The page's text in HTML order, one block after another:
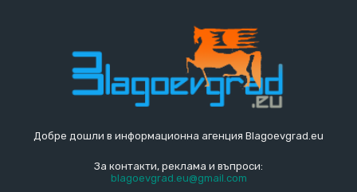
Добре дошли в информационна агенция Blagoevgrad.eu
За контакти, реклама и въпроси:
blagoevgrad.eu@gmail.com